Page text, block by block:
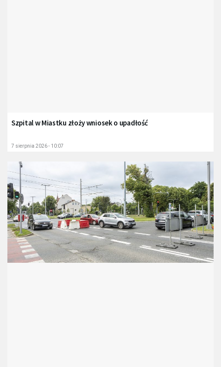
Szpital w Miastku złoży wniosek o upadłość
7 sierpnia 2026 - 10:07